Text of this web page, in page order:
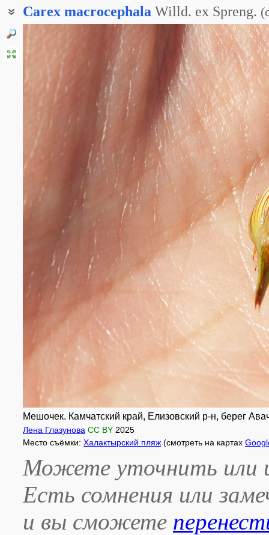
Carex macrocephala Willd. ex Spreng. (
Осока большеголовая
Мешочек. Камчатский край, Елизовский р-н, берег
Лена Глазунова CC BY 2025
Место съёмки: Халактырский пляж (смотреть на картах
Можете уточнить или
Есть сомнения или
и вы сможете